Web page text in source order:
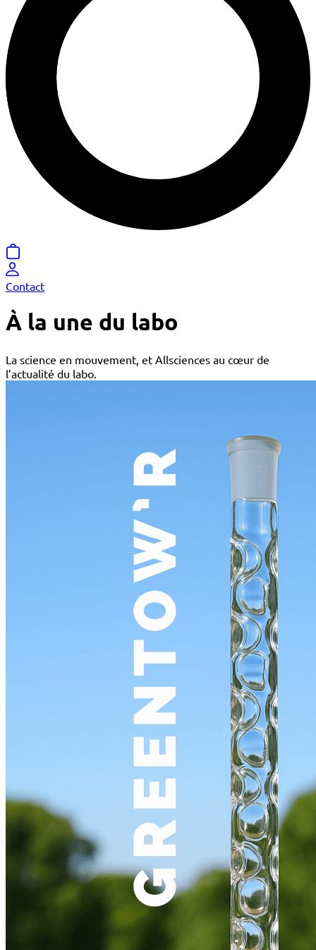
Contact
À la une du labo
La science en mouvement, et Allsciences au cœur de
l’actualité du labo.